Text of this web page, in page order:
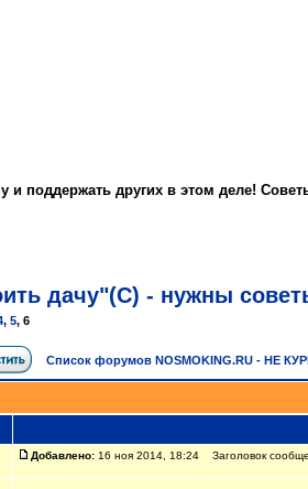
и поддержать других в этом деле!
дачу"(С) - нужны
, 5, 6
Список форумов NOSMOKING.RU - НЕ
Добавлено: 16 ноя 2014, 18:24 Заголовок